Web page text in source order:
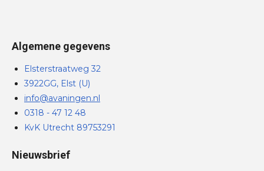
Algemene gegevens
Elsterstraatweg 32
3922GG, Elst (U)
info@avaningen.nl
0318 - 47 12 48
KvK Utrecht 89753291
Nieuwsbrief